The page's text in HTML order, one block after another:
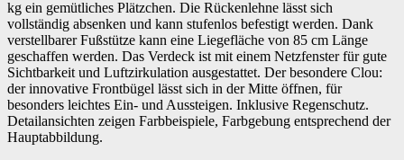
kg ein gemütliches Plätzchen. Die Rückenlehne lässt sich
vollständig absenken und kann stufenlos befestigt werden. Dank
verstellbarer Fußstütze kann eine Liegefläche von 85 cm Länge
geschaffen werden. Das Verdeck ist mit einem Netzfenster für gute
Sichtbarkeit und Luftzirkulation ausgestattet. Der besondere Clou:
der innovative Frontbügel lässt sich in der Mitte öffnen, für
besonders leichtes Ein- und Aussteigen. Inklusive Regenschutz.
Detailansichten zeigen Farbbeispiele, Farbgebung entsprechend der
Hauptabbildung.